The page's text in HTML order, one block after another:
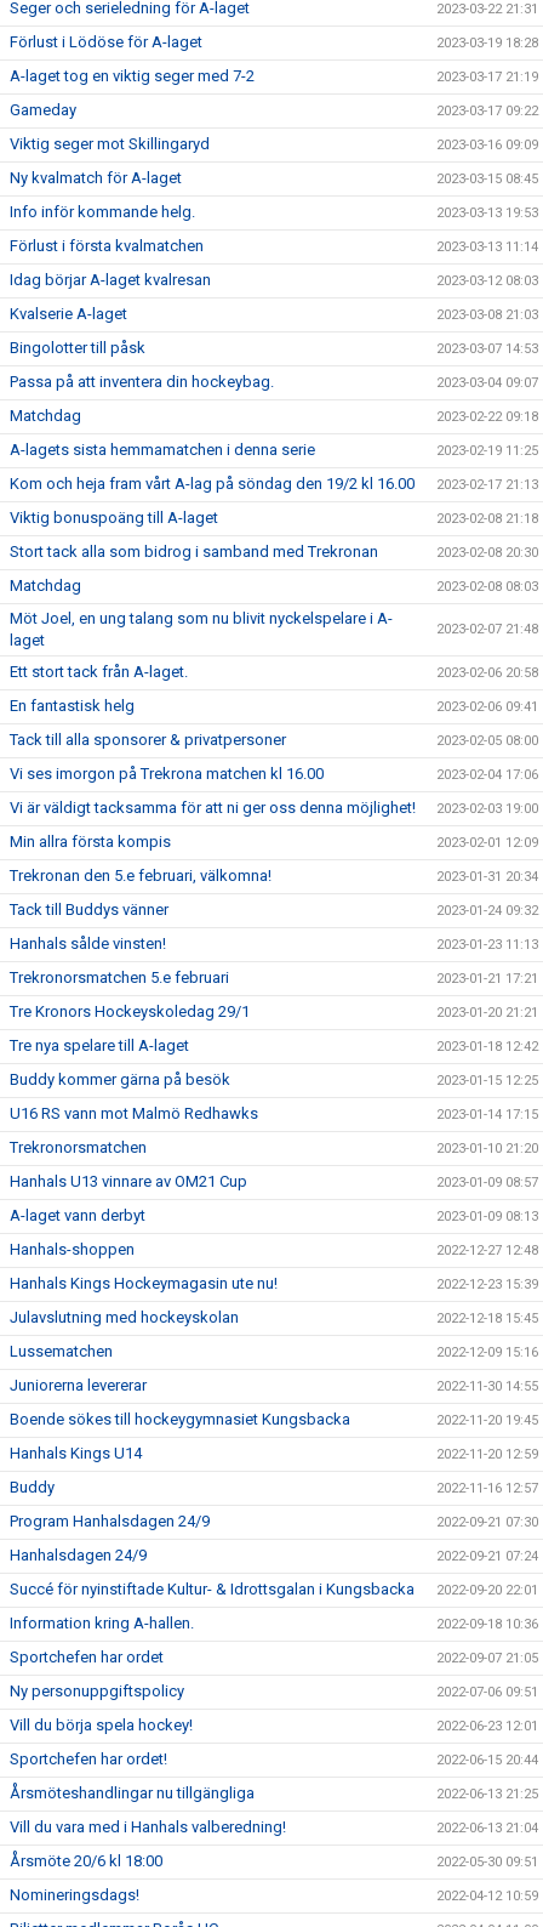
Seger och serieledning för A-laget 2023-03-22 21:31
Förlust i Lödöse för A-laget 2023-03-19 18:28
A-laget tog en viktig seger med 7-2 2023-03-17 21:19
Gameday 2023-03-17 09:22
Viktig seger mot Skillingaryd 2023-03-16 09:09
Ny kvalmatch för A-laget 2023-03-15 08:45
Info inför kommande helg. 2023-03-13 19:53
Förlust i första kvalmatchen 2023-03-13 11:14
Idag börjar A-laget kvalresan 2023-03-12 08:03
Kvalserie A-laget 2023-03-08 21:03
Bingolotter till påsk 2023-03-07 14:53
Passa på att inventera din hockeybag. 2023-03-04 09:07
Matchdag 2023-02-22 09:18
A-lagets sista hemmamatchen i denna serie 2023-02-19 11:25
Kom och heja fram vårt A-lag på söndag den 19/2 kl 16.00 2023-02-17 21:13
Viktig bonuspoäng till A-laget 2023-02-08 21:18
Stort tack alla som bidrog i samband med Trekronan 2023-02-08 20:30
Matchdag 2023-02-08 08:03
Möt Joel, en ung talang som nu blivit nyckelspelare i A-
laget
2023-02-07 21:48
Ett stort tack från A-laget. 2023-02-06 20:58
En fantastisk helg 2023-02-06 09:41
Tack till alla sponsorer & privatpersoner 2023-02-05 08:00
Vi ses imorgon på Trekrona matchen kl 16.00 2023-02-04 17:06
Vi är väldigt tacksamma för att ni ger oss denna möjlighet! 2023-02-03 19:00
Min allra första kompis 2023-02-01 12:09
Trekronan den 5.e februari, välkomna! 2023-01-31 20:34
Tack till Buddys vänner 2023-01-24 09:32
Hanhals sålde vinsten! 2023-01-23 11:13
Trekronorsmatchen 5.e februari 2023-01-21 17:21
Tre Kronors Hockeyskoledag 29/1 2023-01-20 21:21
Tre nya spelare till A-laget 2023-01-18 12:42
Buddy kommer gärna på besök 2023-01-15 12:25
U16 RS vann mot Malmö Redhawks 2023-01-14 17:15
Trekronorsmatchen 2023-01-10 21:20
Hanhals U13 vinnare av OM21 Cup 2023-01-09 08:57
A-laget vann derbyt 2023-01-09 08:13
Hanhals-shoppen 2022-12-27 12:48
Hanhals Kings Hockeymagasin ute nu! 2022-12-23 15:39
Julavslutning med hockeyskolan 2022-12-18 15:45
Lussematchen 2022-12-09 15:16
Juniorerna levererar 2022-11-30 14:55
Boende sökes till hockeygymnasiet Kungsbacka 2022-11-20 19:45
Hanhals Kings U14 2022-11-20 12:59
Buddy 2022-11-16 12:57
Program Hanhalsdagen 24/9 2022-09-21 07:30
Hanhalsdagen 24/9 2022-09-21 07:24
Succé för nyinstiftade Kultur- & Idrottsgalan i Kungsbacka 2022-09-20 22:01
Information kring A-hallen. 2022-09-18 10:36
Sportchefen har ordet 2022-09-07 21:05
Ny personuppgiftspolicy 2022-07-06 09:51
Vill du börja spela hockey! 2022-06-23 12:01
Sportchefen har ordet! 2022-06-15 20:44
Årsmöteshandlingar nu tillgängliga 2022-06-13 21:25
Vill du vara med i Hanhals valberedning! 2022-06-13 21:04
Årsmöte 20/6 kl 18:00 2022-05-30 09:51
Nomineringsdags! 2022-04-12 10:59